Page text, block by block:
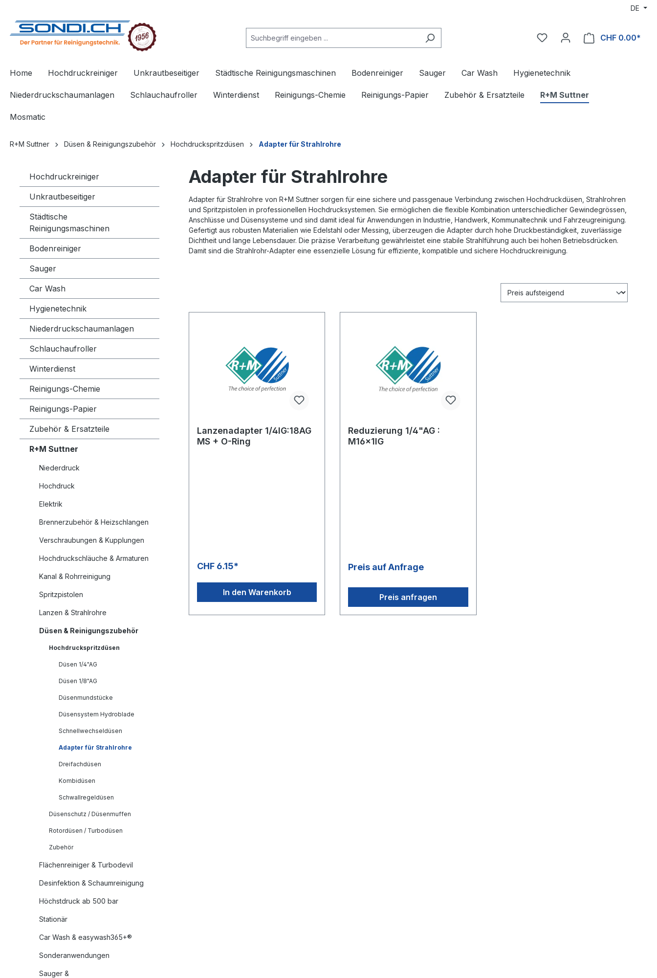
DE
CHF 0.00*
Home Hochdruckreiniger Unkrautbeseitiger Städtische Reinigungsmaschinen Bodenreiniger Sauger Car Wash Hygienetechnik
Niederdruckschaumanlagen Schlauchaufroller Winterdienst Reinigungs-Chemie Reinigungs-Papier Zubehör & Ersatzteile R+M Suttner
Mosmatic
R+M Suttner Düsen & Reinigungszubehör Hochdruckspritzdüsen Adapter für Strahlrohre
Hochdruckreiniger
Unkrautbeseitiger
Städtische
Reinigungsmaschinen
Bodenreiniger
Sauger
Car Wash
Hygienetechnik
Niederdruckschaumanlagen
Schlauchaufroller
Winterdienst
Reinigungs-Chemie
Reinigungs-Papier
Zubehör & Ersatzteile
R+M Suttner
Niederdruck
Hochdruck
Elektrik
Brennerzubehör & Heizschlangen
Verschraubungen & Kupplungen
Hochdruckschläuche & Armaturen
Kanal & Rohrreinigung
Spritzpistolen
Lanzen & Strahlrohre
Düsen & Reinigungszubehör
Hochdruckspritzdüsen
Düsen 1/4"AG
Düsen 1/8"AG
Düsenmundstücke
Düsensystem Hydroblade
Schnellwechseldüsen
Adapter für Strahlrohre
Dreifachdüsen
Kombidüsen
Schwallregeldüsen
Düsenschutz / Düsenmuffen
Rotordüsen / Turbodüsen
Zubehör
Flächenreiniger & Turbodevil
Desinfektion & Schaumreinigung
Höchstdruck ab 500 bar
Stationär
Car Wash & easywash365+®
Sonderanwendungen
Sauger &
Adapter für Strahlrohre
Adapter für Strahlrohre von R+M Suttner sorgen für eine sichere und passgenaue Verbindung zwischen Hochdruckdüsen, Strahlrohren
und Spritzpistolen in professionellen Hochdrucksystemen. Sie ermöglichen die flexible Kombination unterschiedlicher Gewindegrössen,
Anschlüsse und Düsensysteme und sind damit ideal für Anwendungen in Industrie, Handwerk, Kommunaltechnik und Fahrzeugreinigung.
Gefertigt aus robusten Materialien wie Edelstahl oder Messing, überzeugen die Adapter durch hohe Druckbeständigkeit, zuverlässige
Dichtheit und lange Lebensdauer. Die präzise Verarbeitung gewährleistet eine stabile Strahlführung auch bei hohen Betriebsdrücken.
Damit sind die Strahlrohr-Adapter eine essenzielle Lösung für effiziente, kompatible und sichere Hochdruckreinigung.
Lanzenadapter 1/4IG:18AG
MS + O-Ring
CHF 6.15*
In den Warenkorb
Reduzierung 1/4"AG :
M16x1IG
Preis auf Anfrage
Preis anfragen